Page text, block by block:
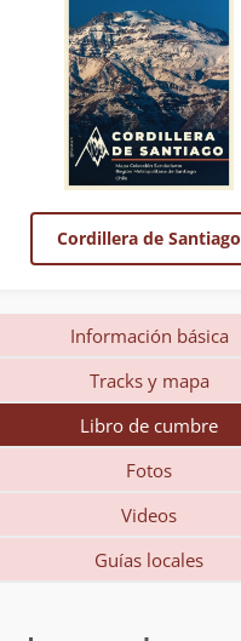
Cordillera de Santiago
Información básica
Tracks y mapa
Libro de cumbre
Fotos
Videos
Guías locales